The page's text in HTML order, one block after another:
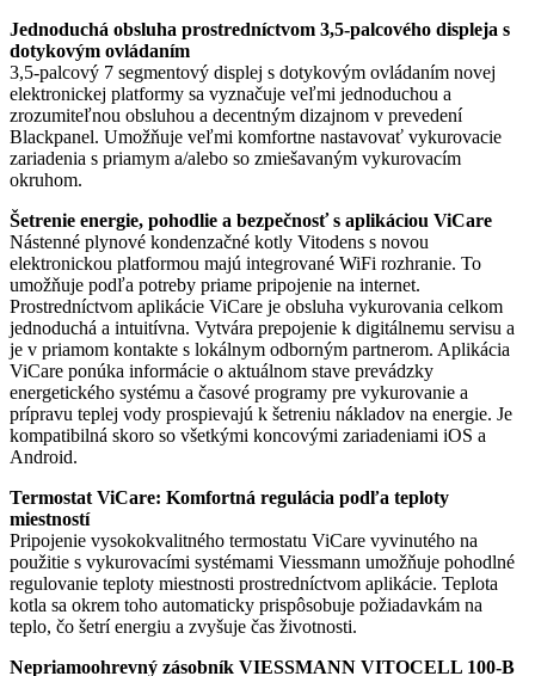
Jednoduchá obsluha prostredníctvom 3,5-palcového displeja s
dotykovým ovládaním
3,5-palcový 7 segmentový displej s dotykovým ovládaním novej
elektronickej platformy sa vyznačuje veľmi jednoduchou a
zrozumiteľnou obsluhou a decentným dizajnom v prevedení
Blackpanel. Umožňuje veľmi komfortne nastavovať vykurovacie
zariadenia s priamym a/alebo so zmiešavaným vykurovacím
okruhom.
Šetrenie energie, pohodlie a bezpečnosť s aplikáciou ViCare
Nástenné plynové kondenzačné kotly Vitodens s novou
elektronickou platformou majú integrované WiFi rozhranie. To
umožňuje podľa potreby priame pripojenie na internet.
Prostredníctvom aplikácie ViCare je obsluha vykurovania celkom
jednoduchá a intuitívna. Vytvára prepojenie k digitálnemu servisu a
je v priamom kontakte s lokálnym odborným partnerom. Aplikácia
ViCare ponúka informácie o aktuálnom stave prevádzky
energetického systému a časové programy pre vykurovanie a
prípravu teplej vody prospievajú k šetreniu nákladov na energie. Je
kompatibilná skoro so všetkými koncovými zariadeniami iOS a
Android.
Termostat ViCare: Komfortná regulácia podľa teploty
miestností
Pripojenie vysokokvalitného termostatu ViCare vyvinutého na
použitie s vykurovacími systémami Viessmann umožňuje pohodlné
regulovanie teploty miestnosti prostredníctvom aplikácie. Teplota
kotla sa okrem toho automaticky prispôsobuje požiadavkám na
teplo, čo šetrí energiu a zvyšuje čas životnosti.
Nepriamoohrevný zásobník VIESSMANN VITOCELL 100-B